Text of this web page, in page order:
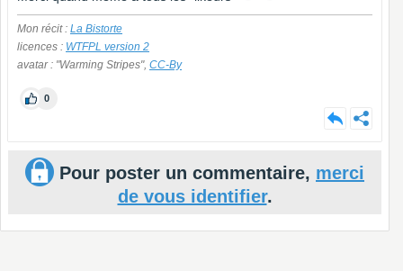
Mon récit : La Bistorte
licences : WTFPL version 2
avatar : "Warming Stripes", CC-By
0
Pour poster un commentaire, merci
de vous identifier.